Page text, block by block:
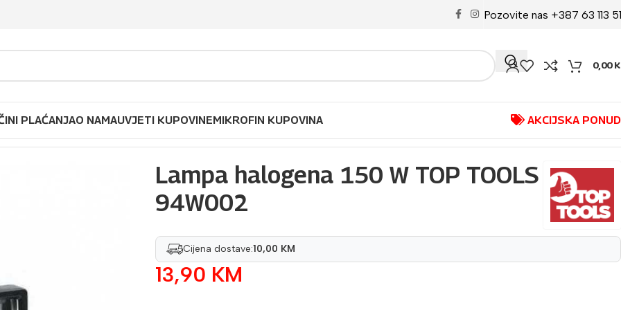
Pozovite nas +387 63 113
0,00
PLAĆANJAO NAMAUVJETI KUPOVINEMIKROFIN KUPOVINA AKCIJSKA
Lampa halogena 150 W TOP TOOLS
94W002
Cijena dostave:10,00 KM
13,90 KM